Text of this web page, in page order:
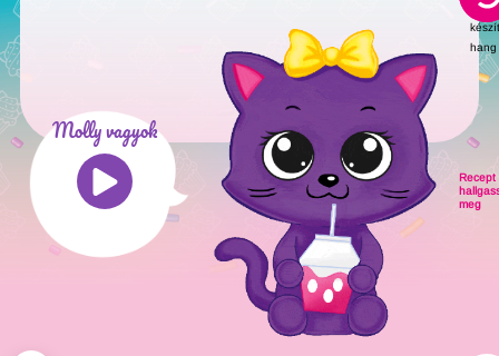
Molly vagyok
Recept
meg
jal
hang